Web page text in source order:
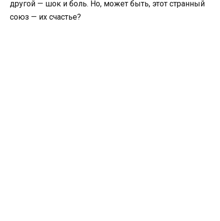
другой — шок и боль. Но, может быть, этот странный
союз — их счастье?